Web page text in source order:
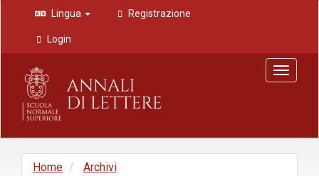
Navigazione
principale
Contenuto
principale
Barra
laterale
Lingua Registrazione
Login
Toggle
Home
Archivi